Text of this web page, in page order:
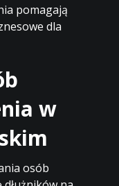
pomagają
dla
w
osób